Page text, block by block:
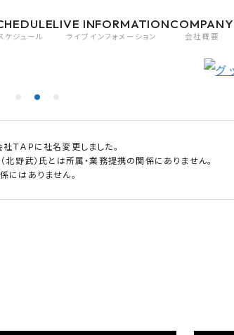
ケジュール
LIVE INFORMATION
ライブインフォメーション
COMPANY
会社概要
ＴＡＰに社名変更しました。
野武）氏とは所属・業務提携の関係にありません。
はありません。